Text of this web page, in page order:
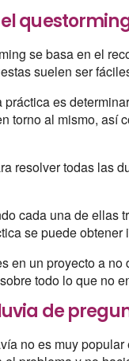
se basa en el
suelen ser
es
torno al mismo, así
resolver todas las
cada una de ellas
se puede
en un proyecto a
todo lo que no
de
no es muy